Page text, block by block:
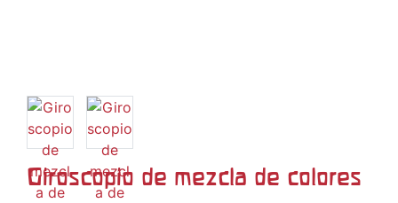
Giroscopio de mezcla de colores